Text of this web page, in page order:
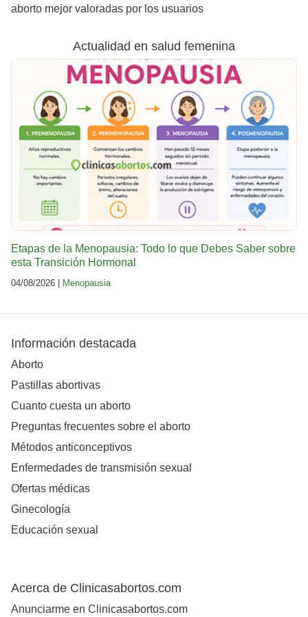
aborto mejor valoradas por los usuarios
Actualidad en salud femenina
Etapas de la Menopausia: Todo lo que Debes Saber sobre
esta Transición Hormonal
04/08/2026 | Menopausia
Información destacada
Aborto
Pastillas abortivas
Cuanto cuesta un aborto
Preguntas frecuentes sobre el aborto
Métodos anticonceptivos
Enfermedades de transmisión sexual
Ofertas médicas
Ginecología
Educación sexual
Acerca de Clinicasabortos.com
Anunciarme en Clinicasabortos.com